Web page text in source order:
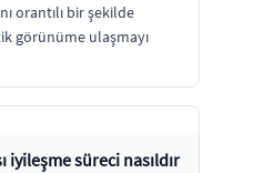
orantılı bir şekilde
görünüme ulaşmayı
iyileşme süreci nasıldır